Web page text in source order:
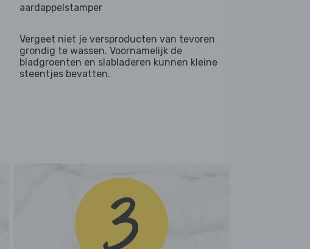
aardappelstamper
Vergeet niet je versproducten van tevoren
grondig te wassen. Voornamelijk de
bladgroenten en slabladeren kunnen kleine
steentjes bevatten.